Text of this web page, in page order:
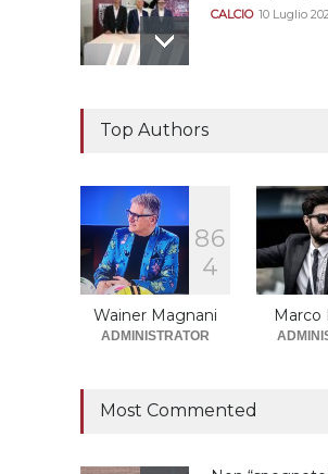
CALCIO 10 Luglio
Sono solo sette
squadre che
promosse la
successiva alla
retrocessione
Top Authors
86
4
Wainer Magnani
ADMINISTRATOR
Marco
Most Commented